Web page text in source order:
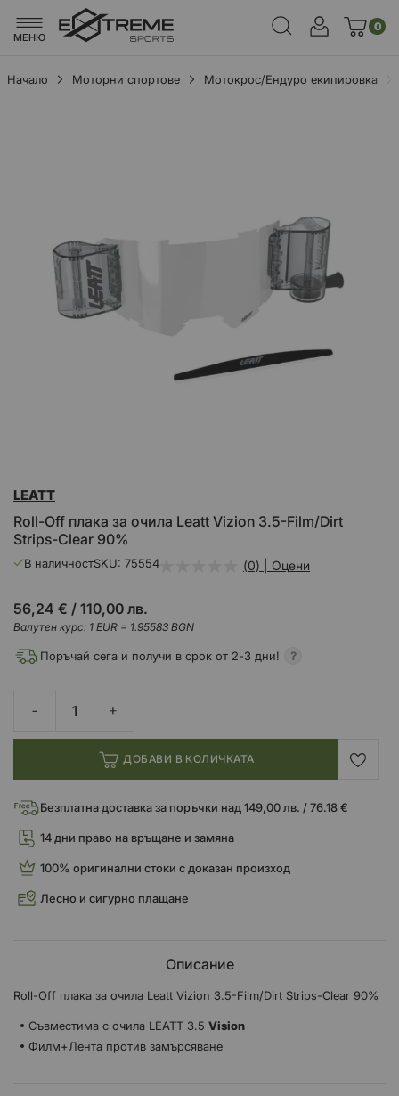
МЕНЮ
0
Начало Моторни спортове
Мотокрос/Ендуро екипировка
към
на
галерия
със
Roll-Off плака за очила Leatt Vizion 3.5-Film/Dirt
Strips-Clear 90%
LEATT
В наличностSKU 75554 (0) | Оцени
56,24 € / 110,00 лв.
Валутен курс: 1 EUR = 1.95583 BGN
Поръчай сега и получи в срок от 2-3 дни!
ДОБАВИ В КОЛИЧКАТА
Безплатна доставка за поръчки над 149,00 лв. / 76.18 €
14 дни право на връщане и замяна
100% оригинални стоки с доказан произход
Лесно и сигурно плащане
Описание
Roll-Off плака за очила Leatt Vizion 3.5-Film/Dirt Strips-Clear 90%
Съвместима с очила LEATT 3.5 Vision
Филм+Лента против замърсяване